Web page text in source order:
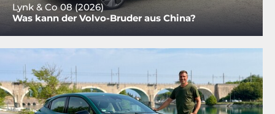
Lynk & Co 08 (2026)
Was kann der Volvo-Bruder aus China?